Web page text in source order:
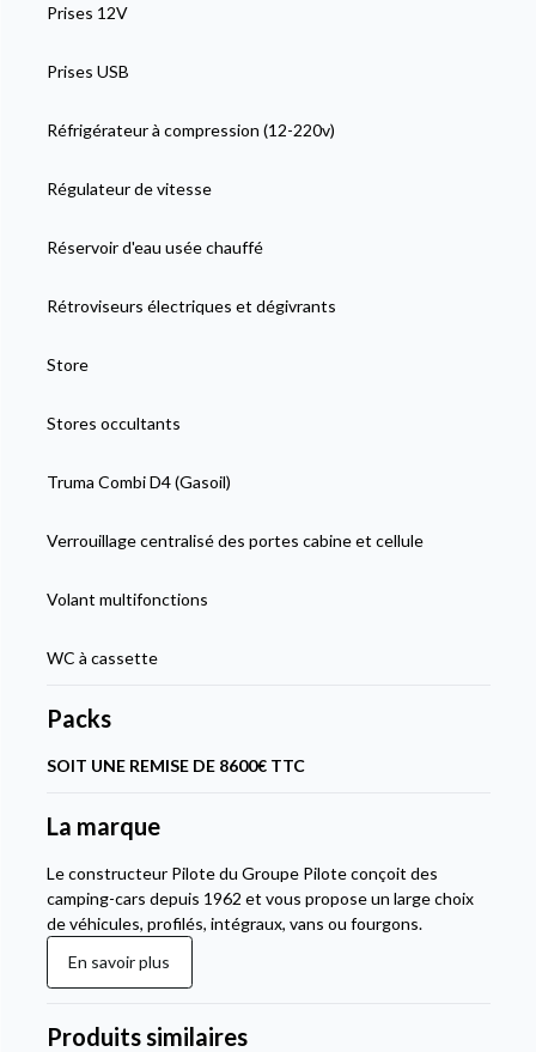
Prises 12V
Prises USB
Réfrigérateur à compression (12-220v)
Régulateur de vitesse
Réservoir d'eau usée chauffé
Rétroviseurs électriques et dégivrants
Store
Stores occultants
Truma Combi D4 (Gasoil)
Verrouillage centralisé des portes cabine et cellule
Volant multifonctions
WC à cassette
Packs
SOIT UNE REMISE DE 8600€ TTC
La marque
Le constructeur Pilote du Groupe Pilote conçoit des
camping-cars depuis 1962 et vous propose un large choix
de véhicules, profilés, intégraux, vans ou fourgons.
En savoir plus
Produits similaires